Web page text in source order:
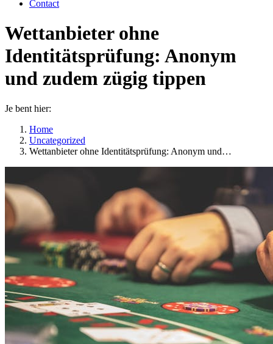
Contact
Wettanbieter ohne
Identitätsprüfung: Anonym
und zudem zügig tippen
Je bent hier:
Home
Uncategorized
Wettanbieter ohne Identitätsprüfung: Anonym und…